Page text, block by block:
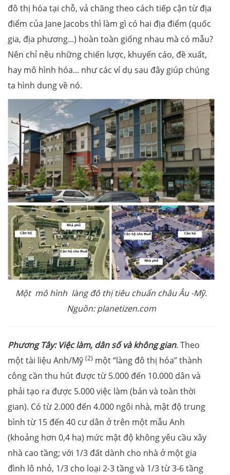
đô thị hóa tại chỗ, vả chăng theo cách tiếp cận từ địa
điểm của Jane Jacobs thì làm gì có hai địa điểm (quốc
gia, địa phương...) hoàn toàn giống nhau mà có mẫu?
Nên chỉ nêu những chiến lược, khuyến cáo, đề xuất,
hay mô hình hóa... như các ví dụ sau đây giúp chúng
ta hình dung về nó.
Một mô hình làng đô thị tiêu chuẩn châu Âu -Mỹ.
Nguồn: planetizen.com
Phương Tây: Việc làm, dân số và không gian. Theo
một tài liệu Anh/Mỹ (2) một “làng đô thị hóa” thành
công cần thu hút được từ 5.000 đến 10.000 dân và
phải tạo ra được 5.000 việc làm (bán và toàn thời
gian). Có từ 2.000 đến 4.000 ngôi nhà, mật độ trung
bình từ 15 đến 40 cư dân ở trên một mẫu Anh
(khoảng hơn 0,4 ha) mức mật độ không yêu cầu xây
nhà cao tầng; với 1/3 đất dành cho nhà ở một gia
đình lô nhỏ, 1/3 cho loại 2-3 tầng và 1/3 từ 3-6 tầng